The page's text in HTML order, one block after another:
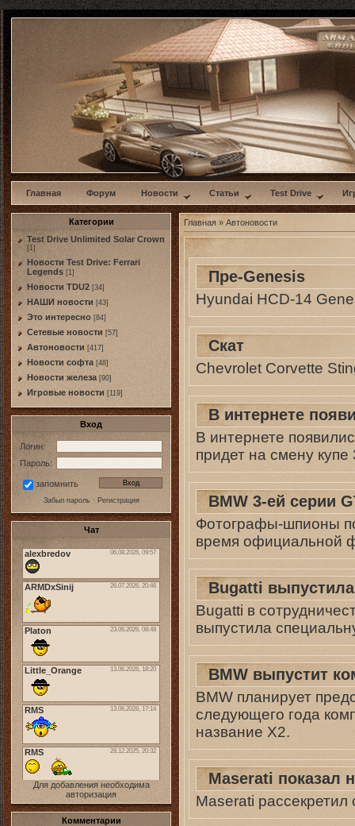
w
Главная Форум Новости Статьи Test Drive
Категории
Test Drive Unlimited Solar Crown
[1]
Новости Test Drive: Ferrari
Legends [1]
Новости TDU2 [34]
НАШИ новости [43]
Это интересно [84]
Сетевые новости [57]
Автоновости [417]
Новости софта [48]
Новоcти железа [90]
Игровые новости [119]
Вход
Логин:
Пароль:
запомнить
Забыл пароль· Регистрация
Чат
Для добавления необходима
авторизация
Комментарии
Главная » Автоновости
Пре-Genesis
Hyundai HCD-14
Скат
Chevrolet Corvette
В интернете
В интернете
придет на смену купе
BMW 3-ей серии
Фотографы-шпионы
время официальной
Bugatti
Bugatti в
выпустила
BMW выпустит
BMW планирует
следующего года
название X2.
Maserati показал
Maserati